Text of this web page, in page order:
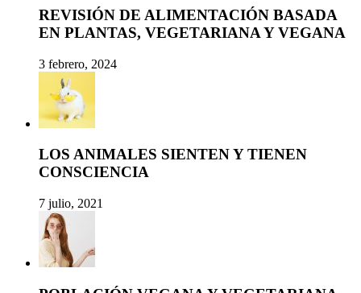
REVISIÓN DE ALIMENTACIÓN BASADA
EN PLANTAS, VEGETARIANA Y VEGANA
3 febrero, 2024
LOS ANIMALES SIENTEN Y TIENEN
CONSCIENCIA
7 julio, 2021